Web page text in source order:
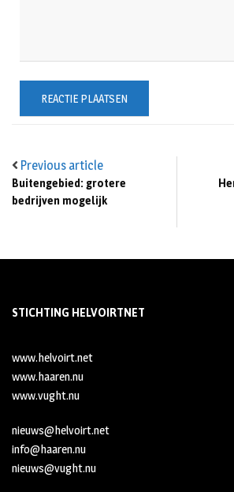
Previous article
Buitengebied: grotere
bedrijven mogelijk
STICHTING HELVOIRTNET
www.helvoirt.net
www.haaren.nu
www.vught.nu
nieuws@helvoirt.net
info@haaren.nu
nieuws@vught.nu